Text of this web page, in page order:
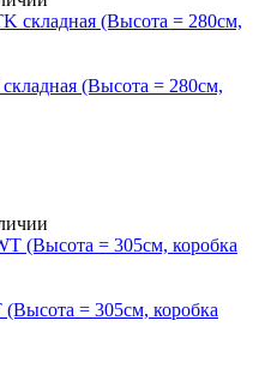
(Высота = 280см,
= 305см, коробка